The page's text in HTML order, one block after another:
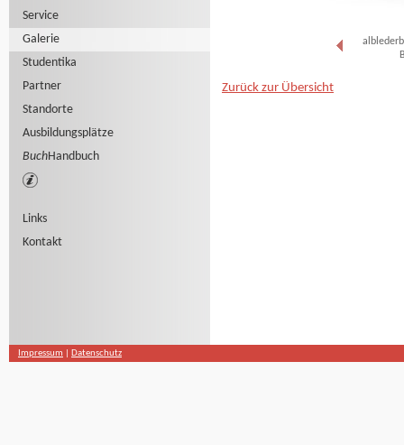
Service
Galerie
Studentika
Partner
Standorte
Ausbildungsplätze
BuchHandbuch
Links
Kontakt
Zurück zur Übersicht
Impressum Datenschutz